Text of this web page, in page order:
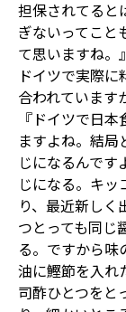
担保されてると
ぎないってこと
て思いますね。』
ドイツで実際
合われています
『ドイツで日
ますよね。結
じになるんです
じになる。キッ
り、最近新しく
つとっても同じ
る。ですから味
油に鰹節を入れ
司酢ひとつをと